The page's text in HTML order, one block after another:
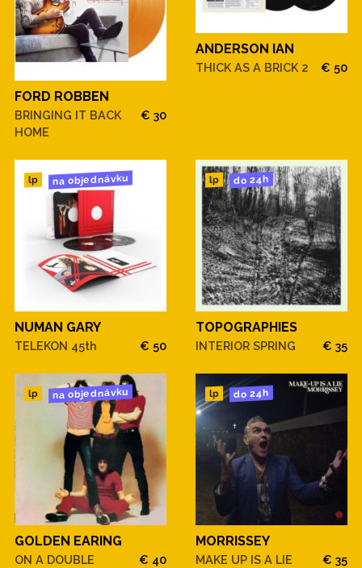
FORD ROBBEN
BRINGING IT BACK
HOME
€ 30
ANDERSON IAN
THICK AS A BRICK 2 € 50
lp na objednávku
NUMAN GARY
TELEKON 45th € 50
lp do 24h
TOPOGRAPHIES
INTERIOR SPRING € 35
lp na objednávku
GOLDEN EARING
ON A DOUBLE € 40
lp do 24h
MORRISSEY
MAKE UP IS A LIE € 35